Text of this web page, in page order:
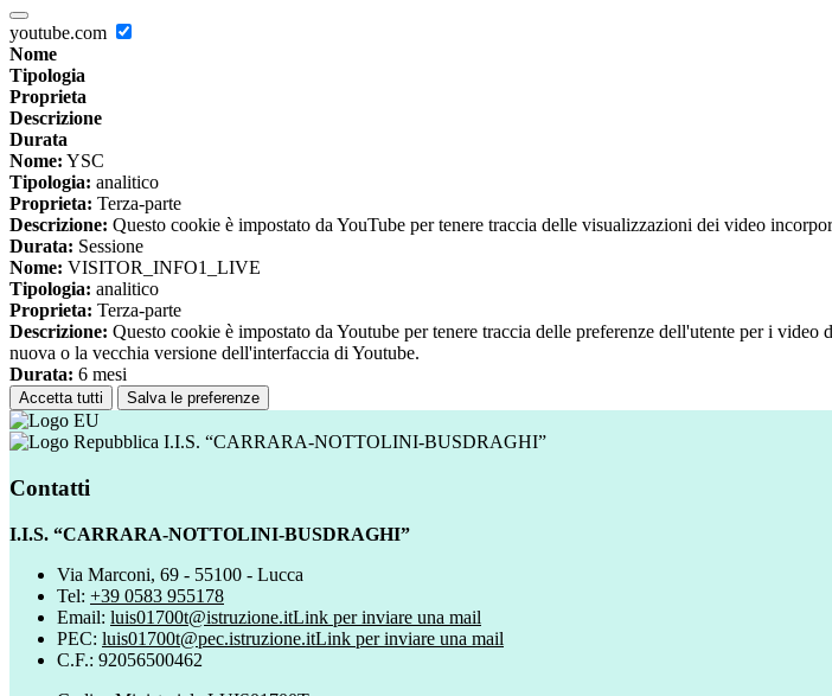
youtube.com
Nome
Tipologia
Proprieta
Descrizione
Durata
Nome: YSC
Tipologia: analitico
Proprieta: Terza-parte
Descrizione: Questo cookie è impostato da YouTube per tenere traccia delle visualizzazioni dei video
Durata: Sessione
Nome: VISITOR_INFO1_LIVE
Tipologia: analitico
Proprieta: Terza-parte
Descrizione: Questo cookie è impostato da Youtube per tenere traccia delle preferenze dell'utente per i
nuova o la vecchia versione dell'interfaccia di Youtube.
Durata: 6 mesi
Accetta tutti Salva le preferenze
I.I.S. “CARRARA-NOTTOLINI-BUSDRAGHI”
Contatti
I.I.S. “CARRARA-NOTTOLINI-BUSDRAGHI”
Via Marconi, 69 - 55100 - Lucca
Tel: +39 0583 955178
Email: luis01700t@istruzione.itLink per inviare una mail
PEC: luis01700t@pec.istruzione.itLink per inviare una mail
C.F.: 92056500462